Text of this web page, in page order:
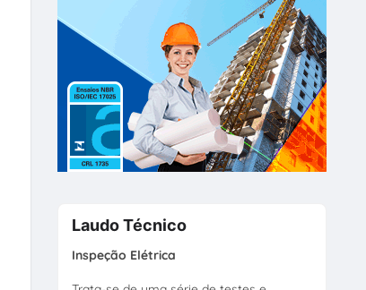
Laudo Técnico
Inspeção Elétrica